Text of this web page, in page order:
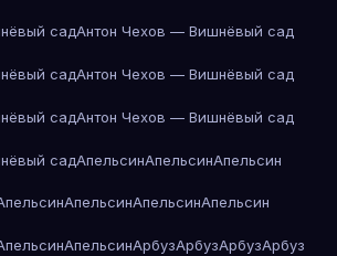
садАнтон Чехов — Вишнёвый сад
садАнтон Чехов — Вишнёвый сад
садАнтон Чехов — Вишнёвый сад
садАпельсинАпельсинАпельсин
АпельсинАпельсинАпельсин
АпельсинАрбузАрбузАрбузАрбуз